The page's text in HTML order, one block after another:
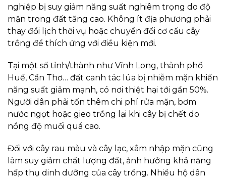
nghiệp bị suy giảm năng suất nghiêm trọng do độ
mặn trong đất tăng cao. Không ít địa phương phải
thay đổi lịch thời vụ hoặc chuyển đổi cơ cấu cây
trồng để thích ứng với điều kiện mới.
Tại một số tỉnh/thành như Vĩnh Long, thành phố
Huế, Cần Thơ… đất canh tác lúa bị nhiễm mặn khiến
năng suất giảm mạnh, có nơi thiệt hại tới gần 50%.
Người dân phải tốn thêm chi phí rửa mặn, bơm
nước ngọt hoặc gieo trồng lại khi cây bị chết do
nồng độ muối quá cao.
Đối với cây rau màu và cây lạc, xâm nhập mặn cũng
làm suy giảm chất lượng đất, ảnh hưởng khả năng
hấp thụ dinh dưỡng của cây trồng. Nhiều hộ dân